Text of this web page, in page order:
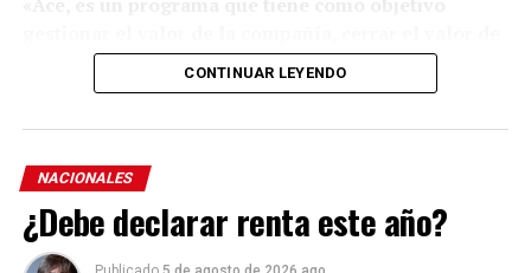
la brecha que existe entre el precio que el mercado
reconoce del valor fundamental de nuestra
El programa, se apoya en la hoja de ruta que la
organización ha trazado y recorrido durante la última
década para simplificar su estructura, en enfocar su
portafolio, fortalecer su balance, rotar capital y hacer
CONTINUAR LEYENDO
NACIONALES
¿Debe declarar renta este año?